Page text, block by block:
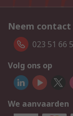
Neem contact
023 51 66
Volg ons op
We aanvaarden